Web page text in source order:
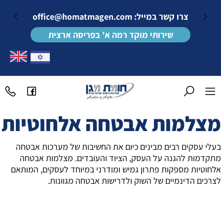
צרו קשר במייל: office@homatmagen.com
שירותי מוקד רמה א' בפריסה ארצית
מצלמות אבטחה אלחוטיות
בעלי עסקים רבים מבינים כיום את החשיבות של מערכות אבטחה
מתקדמות להגנה על העסק, הציוד והעובדים. מצלמות אבטחה
אלחוטיות מספקות פתרון גמיש ומודרני במיוחד לעסקים, המותאם
לצרכים הדינמיים של השוק ולדרישות אבטחה מגוונות.